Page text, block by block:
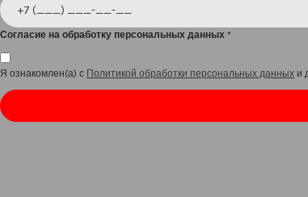
Согласие на обработку персональных данных *
Я ознакомлен(а) с Политикой обработки персональных данных и